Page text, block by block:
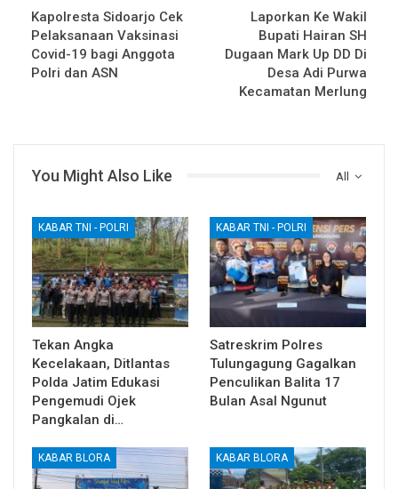
Kapolresta Sidoarjo Cek
Pelaksanaan Vaksinasi
Covid-19 bagi Anggota
Polri dan ASN
Laporkan Ke Wakil
Bupati Hairan SH
Dugaan Mark Up DD Di
Desa Adi Purwa
Kecamatan Merlung
All
You Might Also Like
KABAR TNI - POLRI
Tekan Angka
Kecelakaan, Ditlantas
Polda Jatim Edukasi
Pengemudi Ojek
Pangkalan di…
KABAR TNI - POLRI
Satreskrim Polres
Tulungagung Gagalkan
Penculikan Balita 17
Bulan Asal Ngunut
KABAR BLORA KABAR BLORA